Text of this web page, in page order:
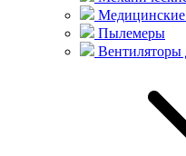
Медицинские
Пылемеры
Вентиляторы